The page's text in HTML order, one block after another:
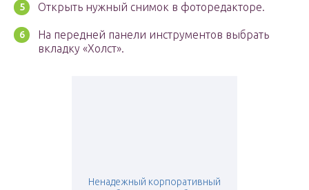
Открыть нужный снимок в фоторедакторе.
На передней панели инструментов выбрать
вкладку «Холст».
Ненадежный корпоративный